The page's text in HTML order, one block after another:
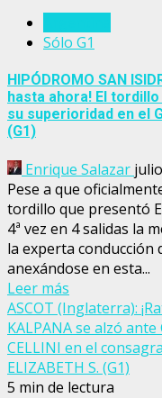
Sólo G1
HIPÓDROMO SAN
hasta ahora! El tordillo
su superioridad en el
(G1)
Enrique Salazar
Pese a que
tordillo que presentó
4ª vez en 4 salidas la
la experta conducción
anexándose en esta...
Leer más
ASCOT (Inglaterra):
KALPANA se alzó ante
CELLINI en el
ELIZABETH S. (G1)
5 min de lectura